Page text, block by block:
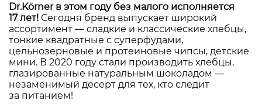
Dr.Körner в этом году без малого исполняется
17 лет! Сегодня бренд выпускает широкий
ассортимент — сладкие и классические хлебцы,
тонкие квадратные с суперфудами,
цельнозерновые и протеиновые чипсы, детские
мини. В 2020 году стали производить хлебцы,
глазированные натуральным шоколадом —
незаменимый десерт для тех, кто следит
за питанием!